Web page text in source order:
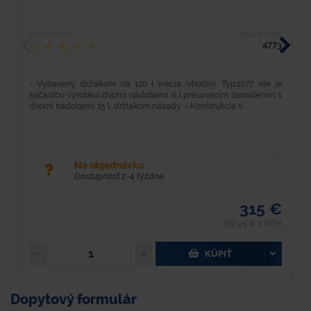
4773
- Vybavený držiakom na 120 l vrecia (vhodný Typ:1077, nie je
súčasťou výrobku),dvomi nádobami 6 l,presovacím zariadením s
dvomi nádobami 15 l, držiakom násady. - Konštrukcia v...
Na objednávku
Dostupnosť 2-4 týždne
315 €
KÚPIŤ
Dopytový formulár